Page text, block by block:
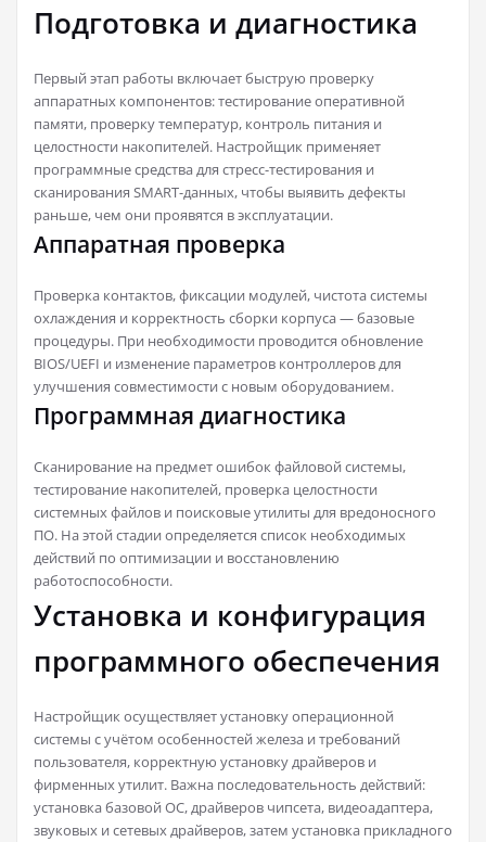
Подготовка и диагностика
Первый этап работы включает быструю проверку
аппаратных компонентов: тестирование оперативной
памяти, проверку температур, контроль питания и
целостности накопителей. Настройщик применяет
программные средства для стресс-тестирования и
сканирования SMART-данных, чтобы выявить дефекты
раньше, чем они проявятся в эксплуатации.
Аппаратная проверка
Проверка контактов, фиксации модулей, чистота системы
охлаждения и корректность сборки корпуса — базовые
процедуры. При необходимости проводится обновление
BIOS/UEFI и изменение параметров контроллеров для
улучшения совместимости с новым оборудованием.
Программная диагностика
Сканирование на предмет ошибок файловой системы,
тестирование накопителей, проверка целостности
системных файлов и поисковые утилиты для вредоносного
ПО. На этой стадии определяется список необходимых
действий по оптимизации и восстановлению
работоспособности.
Установка и конфигурация
программного обеспечения
Настройщик осуществляет установку операционной
системы с учётом особенностей железа и требований
пользователя, корректную установку драйверов и
фирменных утилит. Важна последовательность действий:
установка базовой ОС, драйверов чипсета, видеоадаптера,
звуковых и сетевых драйверов, затем установка прикладного